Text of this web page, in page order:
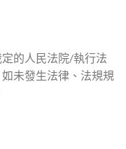
的人民法院/執行法
未發生法律、法規規